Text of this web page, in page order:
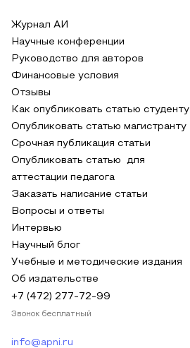
Журнал АИ
Научные конференции
Руководство для авторов
Финансовые условия
Отзывы
Как опубликовать статью студенту
Опубликовать статью магистранту
Срочная публикация статьи
Опубликовать статью для
аттестации педагога
Заказать написание статьи
Вопросы и ответы
Интервью
Научный блог
Учебные и методические издания
Об издательстве
+7 (472) 277-72-99
Звонок бесплатный
info@apni.ru